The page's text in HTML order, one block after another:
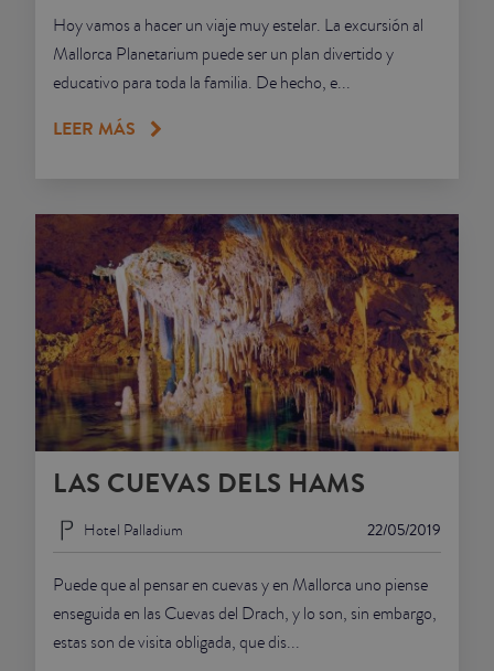
Hoy vamos a hacer un viaje muy estelar. La excursión al
Mallorca Planetarium puede ser un plan divertido y
educativo para toda la familia. De hecho, e...
LEER MÁS
LAS CUEVAS DELS HAMS
22/05/2019
Hotel Palladium
Puede que al pensar en cuevas y en Mallorca uno piense
enseguida en las Cuevas del Drach, y lo son, sin embargo,
estas son de visita obligada, que dis...